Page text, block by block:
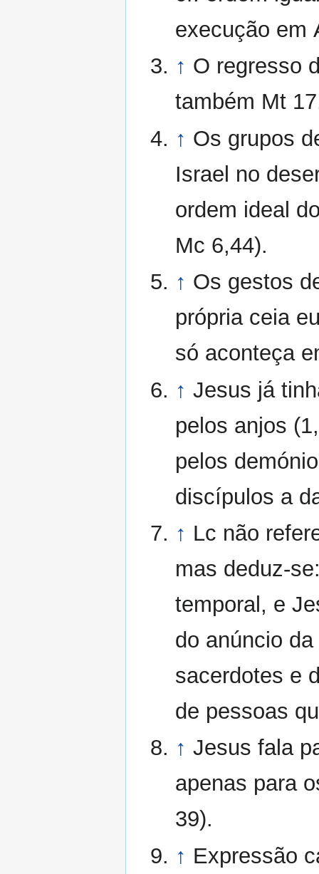
execução em
↑ O regresso
também Mt
↑ Os grupos
Israel no
ordem ideal
Mc 6,44).
↑ Os gestos
própria ceia
só aconteça
↑ Jesus já
pelos anjos
pelos
discípulos a
↑ Lc não
mas deduz-
temporal, e
do anúncio
sacerdotes e
de pessoas
↑ Jesus fala
apenas para
39).
↑ Expressão